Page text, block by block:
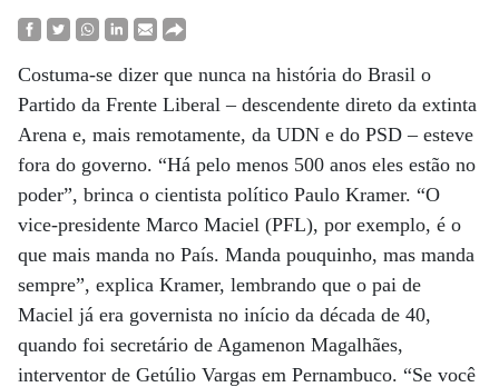
Costuma-se dizer que nunca na história do Brasil o
Partido da Frente Liberal – descendente direto da extinta
Arena e, mais remotamente, da UDN e do PSD – esteve
fora do governo. “Há pelo menos 500 anos eles estão no
poder”, brinca o cientista político Paulo Kramer. “O
vice-presidente Marco Maciel (PFL), por exemplo, é o
que mais manda no País. Manda pouquinho, mas manda
sempre”, explica Kramer, lembrando que o pai de
Maciel já era governista no início da década de 40,
quando foi secretário de Agamenon Magalhães,
interventor de Getúlio Vargas em Pernambuco. “Se você